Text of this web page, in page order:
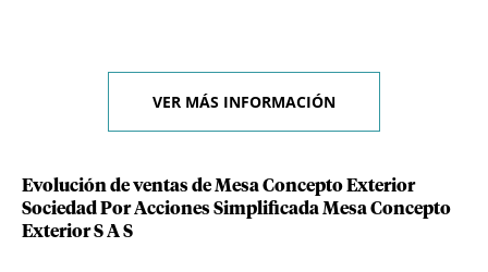
VER MÁS INFORMACIÓN
Evolución de ventas de Mesa Concepto Exterior
Sociedad Por Acciones Simplificada Mesa Concepto
Exterior S A S